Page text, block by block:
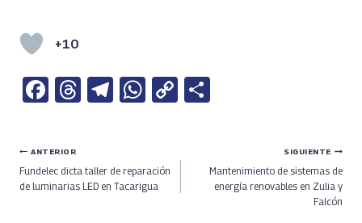
+10
Fa
b
o
o
T
a
ds
Te
a
m
W
s
A
C
Li
n
e
Navegación
de
ANTERIOR
Fundelec dicta taller de reparación
de luminarias LED en Tacarigua
SIGUIENTE
Mantenimiento de sistemas de
energía renovables en Zulia y
Falcón